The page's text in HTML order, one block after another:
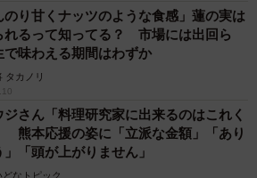
のり甘くナッツのような食感」蓮の実は
れるって知ってる？ 市場には出回ら
で味わえる期間はわずか
タカノリ
ジさん「料理研究家に出来るのはこれく
熊本応援の姿に「立派な金額」「あり
」「頭が上がりません」
どなトピック